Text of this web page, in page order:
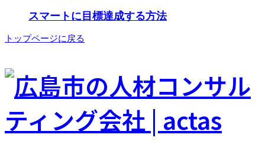
スマートに目標達成する方法
トップページに戻る